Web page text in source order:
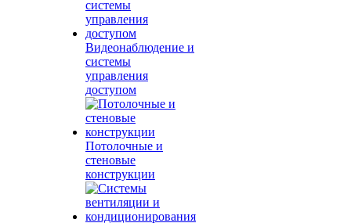
Видеонаблюдение и
системы
управления
доступом
Потолочные и
стеновые
конструкции